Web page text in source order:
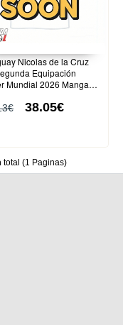
Nicolas de la Cruz
Equipación
Mundial 2026 Manga
38.05€
total (1 Paginas)